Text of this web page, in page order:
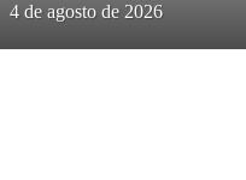
4 de agosto de 2026